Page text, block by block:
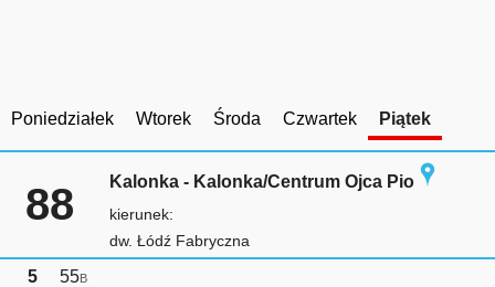
Poniedziałek Wtorek Środa Czwartek Piątek
88 Kalonka - Kalonka/Centrum Ojca Pio
kierunek:
dw. Łódź Fabryczna
5 55B